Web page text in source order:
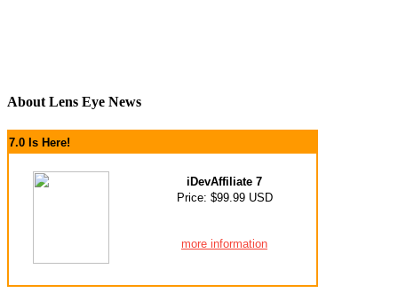
About Lens Eye News
7.0 Is Here!
iDevAffiliate 7
Price: $99.99 USD
more information